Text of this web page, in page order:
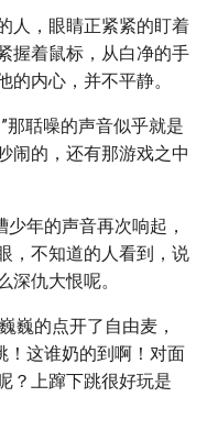
人，眼睛正紧紧的盯着
握着鼠标，从白净的手
内心，并不平静。
那聒噪的声音似乎就是
闹的，还有那游戏之中
少年的声音再次响起，
，不知道的人看到，说
仇大恨呢。
巍的点开了自由麦，
！这谁奶的到啊！对面
？上蹿下跳很好玩是